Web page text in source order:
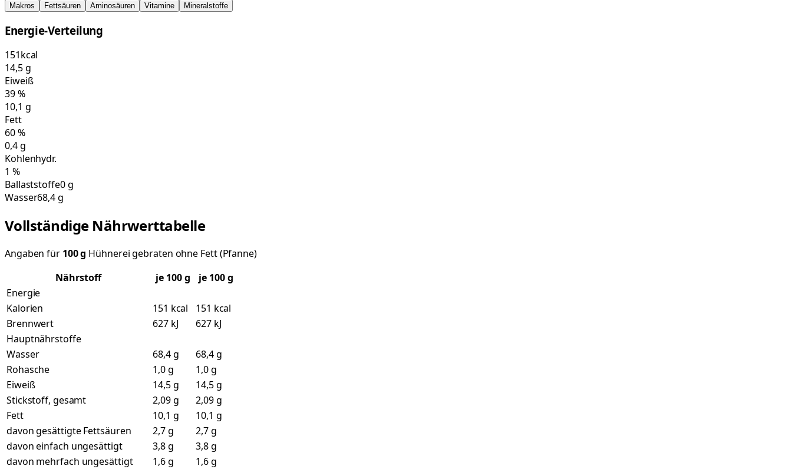
Makros Fettsäuren Aminosäuren Vitamine Mineralstoffe
Energie-Verteilung
151kcal
14,5g
Eiweiß
39%
10,1 g
Fett
60%
0,4g
Kohlenhydr.
1 %
Ballaststoffe0 g
Wasser68,4 g
Vollständige Nährwerttabelle
Angaben für 100g Hühnerei gebraten ohne Fett (Pfanne)
Nährstoff
je 100g
je 100 g
Energie
Kalorien
151 kcal
151 kcal
Brennwert
627 kJ
627 kJ
Hauptnährstoffe
Wasser
68,4 g
68,4 g
Rohasche
1,0 g
1,0 g
Eiweiß
14,5 g
14,5 g
Stickstoff, gesamt
2,09 g
2,09 g
Fett
10,1 g
10,1 g
davon gesättigte Fettsäuren
2,7 g
2,7 g
davon einfach ungesättigt
3,8 g
3,8 g
davon mehrfach ungesättigt
1,6 g
1,6 g